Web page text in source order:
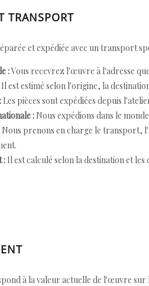
TRANSPORT
et expédiée avec un transport
:Vous recevrez l'œuvre à l'adresse
Il est estimé selon l'origine, la
Les pièces sont expédiées depuis
: Nous expédions dans le
Nous prenons en charge le transport,
: Il est calculé selon la destination et
à la valeur actuelle de l'œuvre sur